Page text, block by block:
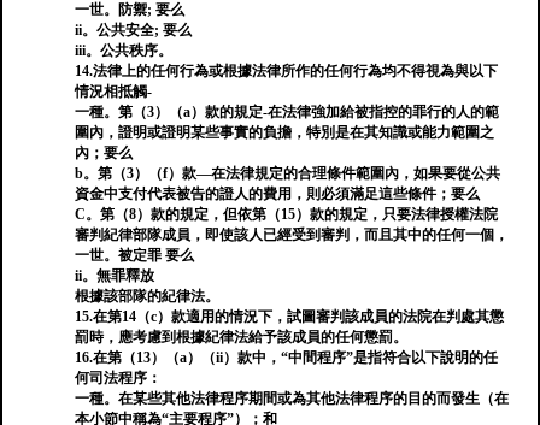
一世。防禦; 要么
ii。公共安全; 要么
iii。公共秩序。
14.法律上的任何行為或根據法律所作的任何行為均不得視為與以下
情況相抵觸-
一種。第（3）（a）款的規定-在法律強加給被指控的罪行的人的範
圍內，證明或證明某些事實的負擔，特別是在其知識或能力範圍之
內；要么
b。第（3）（f）款—在法律規定的合理條件範圍內，如果要從公共
資金中支付代表被告的證人的費用，則必須滿足這些條件；要么
C。第（8）款的規定，但依第（15）款的規定，只要法律授權法院
審判紀律部隊成員，即使該人已經受到審判，而且其中的任何一個，
一世。被定罪 要么
ii。無罪釋放
根據該部隊的紀律法。
15.在第14（c）款適用的情況下，試圖審判該成員的法院在判處其懲
罰時，應考慮到根據紀律法給予該成員的任何懲罰。
16.在第（13）（a）（ii）款中，“中間程序”是指符合以下說明的任
何司法程序：
一種。在某些其他法律程序期間或為其他法律程序的目的而發生（在
本小節中稱為“主要程序”）；和